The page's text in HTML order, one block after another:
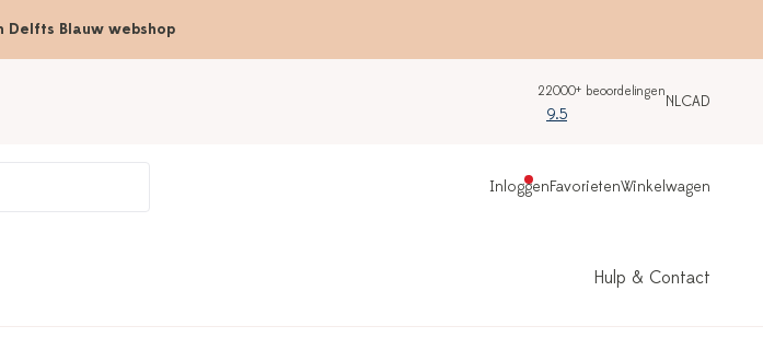
Delfts Blauw webshop
22000+ beoordelingen
9.5
NLCAD
InloggenFavorietenWinkelwagen
Hulp & Contact